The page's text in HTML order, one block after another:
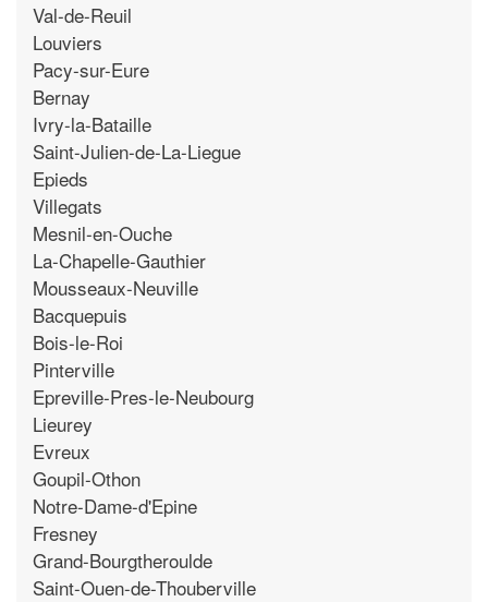
Val-de-Reuil
Louviers
Pacy-sur-Eure
Bernay
Ivry-la-Bataille
Saint-Julien-de-La-Liegue
Epieds
Villegats
Mesnil-en-Ouche
La-Chapelle-Gauthier
Mousseaux-Neuville
Bacquepuis
Bois-le-Roi
Pinterville
Epreville-Pres-le-Neubourg
Lieurey
Evreux
Goupil-Othon
Notre-Dame-d'Epine
Fresney
Grand-Bourgtheroulde
Saint-Ouen-de-Thouberville